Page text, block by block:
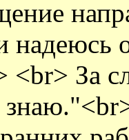
надеюсь
<br> За